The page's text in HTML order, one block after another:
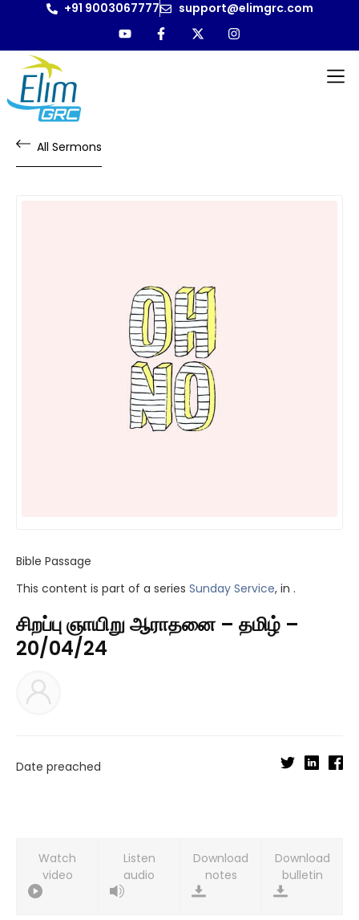
+91 9003067777 support@elimgrc.com
All Sermons
Bible Passage
This content is part of a series Sunday Service, in .
சிறப்பு ஞாயிறு ஆராதனை – தமிழ் –
20/04/24
Date preached
Watch
video
Listen
audio
Download
notes
Download
bulletin